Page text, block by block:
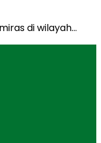
di wilayah…